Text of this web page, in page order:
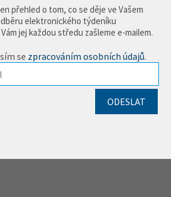
přehled o tom, co se děje ve Vašem
elektronického týdeníku
jej každou středu zašleme e-mailem.
se zpracováním osobních údajů.